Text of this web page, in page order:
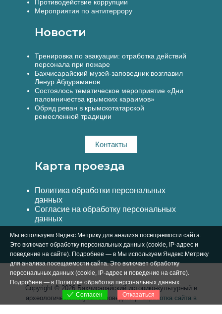
Противодействие коррупции
Мероприятия по антитеррору
Новости
Тренировка по эвакуации: отработка действий
персонала при пожаре
Бахчисарайский музей-заповедник возглавил
Ленур Абдураманов
Состоялось тематическое мероприятие «Дни
паломничества крымских караимов»
Обряд реван в крымскотатарской
ремесленной традиции
Контакты
Карта проезда
Политика обработки персональных
данных
Согласие на обработку персональных
данных
Copyright © 2026 Бахчисарайский историко-культурный и
археологический музей-заповедник |Разработка сайта в
Мы используем Яндекс.Метрику для анализа посещаемости сайта.
Это включает обработку персональных данных (cookie, IP-адрес и
поведение на сайте). Подробнее — в Мы используем Яндекс.Метрику
для анализа посещаемости сайта. Это включает обработку
персональных данных (cookie, IP-адрес и поведение на сайте).
Подробнее — в Политике обработки персональных данных.
Согласен
Отказаться